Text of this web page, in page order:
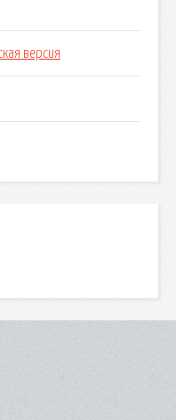
версия